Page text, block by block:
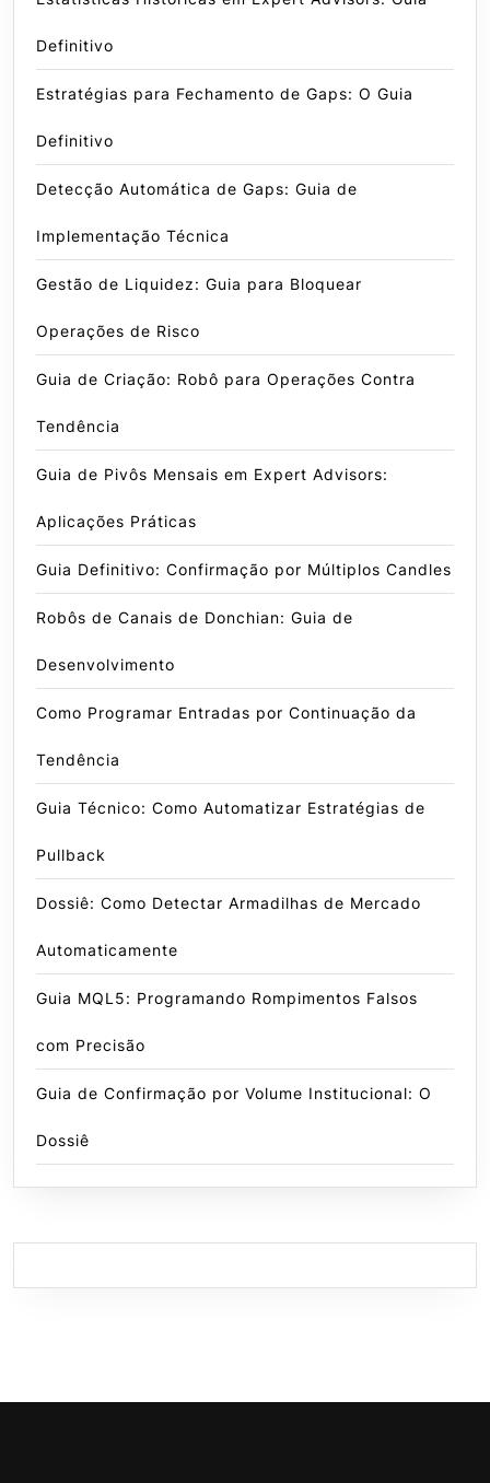
Definitivo
Estratégias para Fechamento de Gaps: O Guia
Definitivo
Detecção Automática de Gaps: Guia de
Implementação Técnica
Gestão de Liquidez: Guia para Bloquear
Operações de Risco
Guia de Criação: Robô para Operações Contra
Tendência
Guia de Pivôs Mensais em Expert Advisors:
Aplicações Práticas
Guia Definitivo: Confirmação por Múltiplos Candles
Robôs de Canais de Donchian: Guia de
Desenvolvimento
Como Programar Entradas por Continuação da
Tendência
Guia Técnico: Como Automatizar Estratégias de
Pullback
Dossiê: Como Detectar Armadilhas de Mercado
Automaticamente
Guia MQL5: Programando Rompimentos Falsos
com Precisão
Guia de Confirmação por Volume Institucional: O
Dossiê